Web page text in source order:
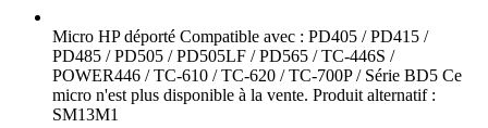
Micro HP déporté Compatible avec : PD405 / PD415 /
PD485 / PD505 / PD505LF / PD565 / TC-446S /
POWER446 / TC-610 / TC-620 / TC-700P / Série BD5 Ce
micro n'est plus disponible à la vente. Produit alternatif :
SM13M1